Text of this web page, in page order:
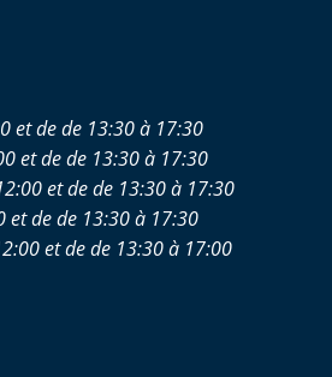
et de de 13:30 à 17:30
et de de 13:30 à 17:30
et de de 13:30 à 17:30
de de 13:30 à 17:30
et de de 13:30 à 17:00